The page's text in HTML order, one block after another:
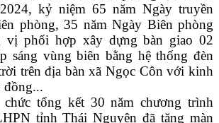
kỷ niệm 65 năm Ngày truyền
phòng, 35 năm Ngày Biên phòng
vị phối hợp xây dựng bàn giao 02
sáng vùng biên bằng hệ thống đèn
trên địa bàn xã Ngọc Côn với kinh
đồng...
tổng kết 30 năm chương trình
tỉnh Thái Nguyên đã tặng màn